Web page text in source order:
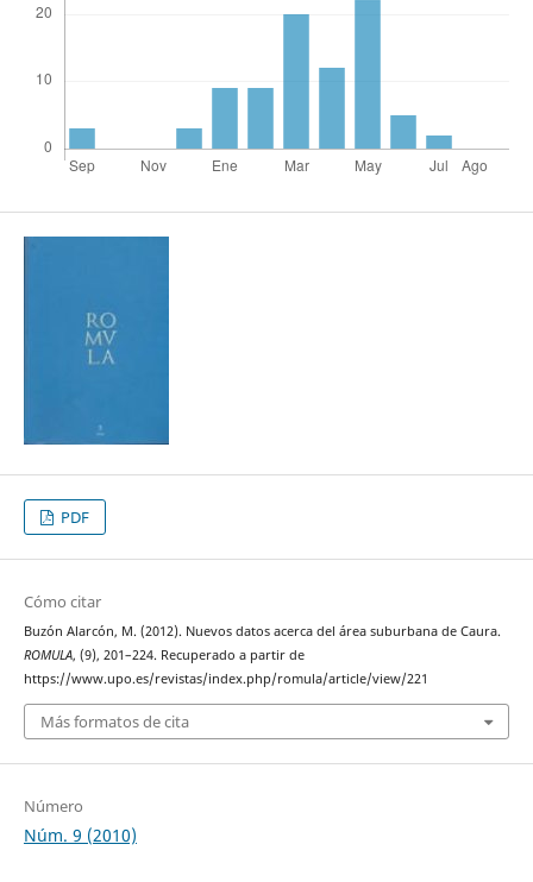
PDF
Cómo citar
Buzón Alarcón, M. (2012). Nuevos datos acerca del área suburbana de Caura.
ROMULA, (9), 201–224. Recuperado a partir de
https://www.upo.es/revistas/index.php/romula/article/view/221
Más formatos de cita
Número
Núm. 9 (2010)